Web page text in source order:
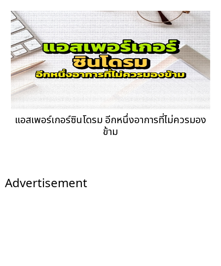
แอสเพอร์เกอร์ซินโดรม อีกหนึ่งอาการที่ไม่ควรมอง
ข้าม
Advertisement